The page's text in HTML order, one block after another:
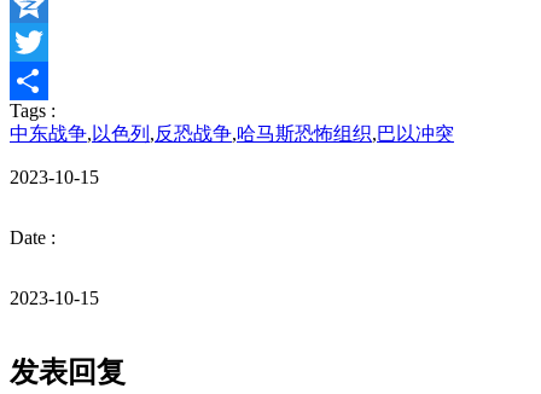
Qzone
Twitter
分
Tags :
中东战争, 以色列 ,反恐战争,哈马斯恐怖组织,巴以冲突
2023-10-15
Date :
2023-10-15
发表回复